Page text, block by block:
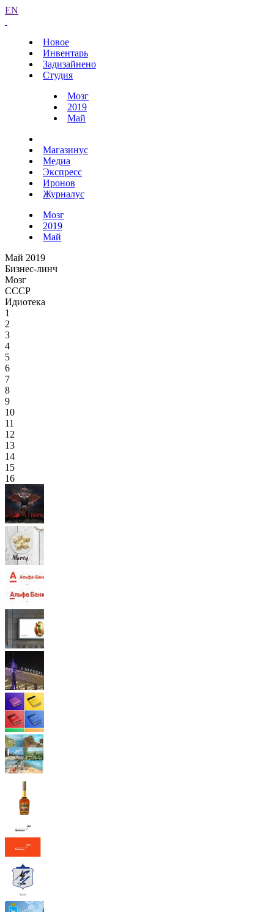
EN
Новое
Инвентарь
Задизайнено
Студия
Мозг
2019
Май
Магазинус
Медиа
Экспресс
Иронов
Журналус
Мозг
2019
Май
Май 2019
Бизнес-линч
Мозг
СССР
Идиотека
1
2
3
4
5
6
7
8
9
10
11
12
13
14
15
16